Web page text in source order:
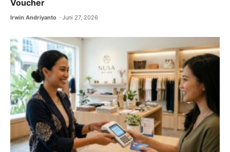
Voucher
Irwin Andriyanto Juni 27, 2026